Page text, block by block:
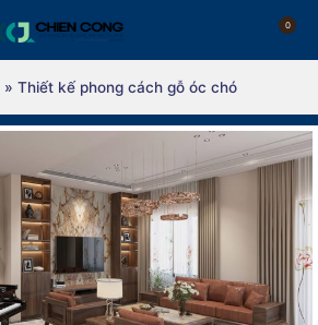
0
» Thiết kế phong cách gỗ óc chó